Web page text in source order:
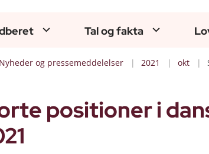
Tal og fakta
Nyheder og pressemeddelelser 2021 okt
positioner i